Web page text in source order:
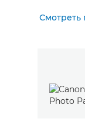
Смотреть